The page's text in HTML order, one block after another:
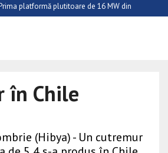
platformă plutitoare de 16 MW din
în Chile
(Hibya) - Un cutremur